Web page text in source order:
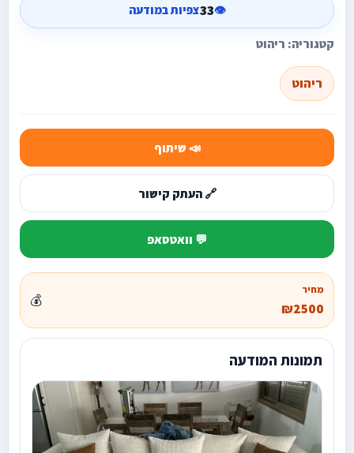
👁️
33צפיות במודעה
קטגוריה: ריהוט
ריהוט
📣 שיתוף
🔗 העתק קישור
💬 וואטסאפ
מחיר
₪2500
💰
תמונות המודעה